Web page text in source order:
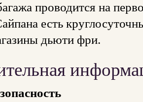
проводится на
есть
дьюти фри.